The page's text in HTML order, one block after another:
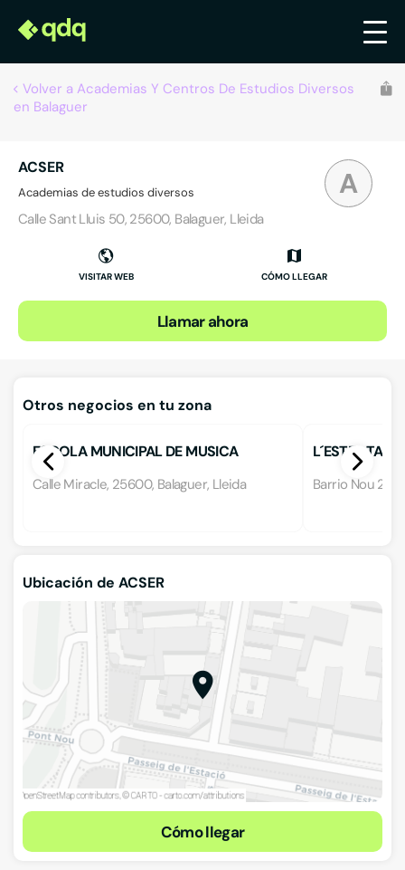
Volver a Academias Y Centros De Estudios Diversos
en Balaguer
A
ACSER
Academias de estudios diversos
Calle Sant Lluis 50, 25600, Balaguer, Lleida
VISITAR WEB CÓMO LLEGAR
Llamar ahora
Otros negocios en tu zona
ESCOLA MUNICIPAL DE MUSICA
Calle Miracle, 25600, Balaguer, Lleida
L´ESTEL
Barrio Nou 29,
Ubicación de ACSER
Cómo llegar